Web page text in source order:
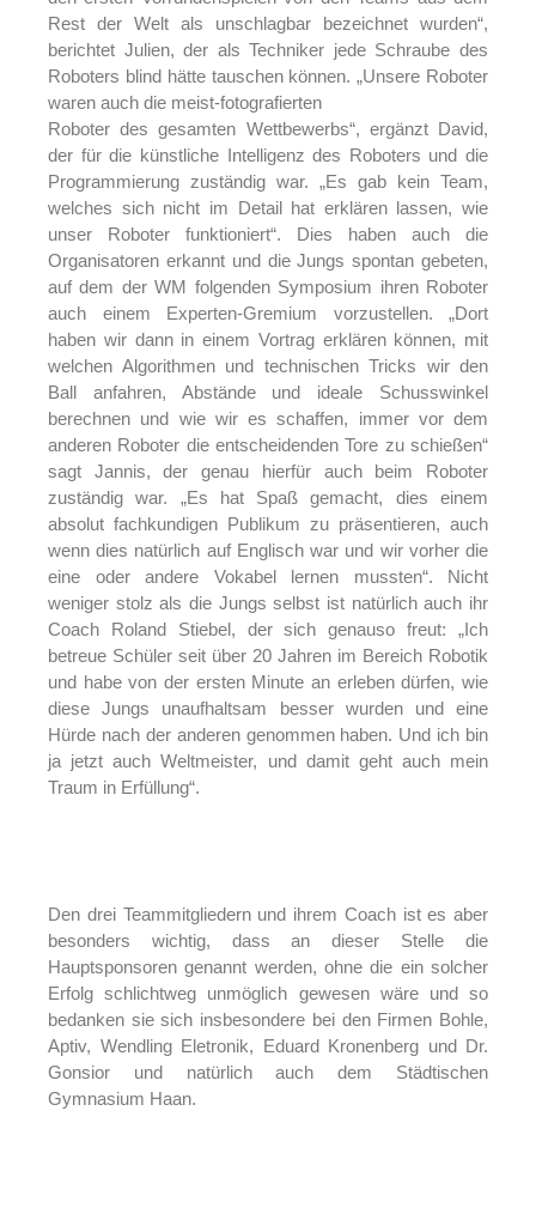
Rest der Welt als unschlagbar bezeichnet wurden“,
berichtet Julien, der als Techniker jede Schraube des
Roboters blind hätte tauschen können. „Unsere Roboter
waren auch die meist-fotografierten
Roboter des gesamten Wettbewerbs“, ergänzt David,
der für die künstliche Intelligenz des Roboters und die
Programmierung zuständig war. „Es gab kein Team,
welches sich nicht im Detail hat erklären lassen, wie
unser Roboter funktioniert“. Dies haben auch die
Organisatoren erkannt und die Jungs spontan gebeten,
auf dem der WM folgenden Symposium ihren Roboter
auch einem Experten-Gremium vorzustellen. „Dort
haben wir dann in einem Vortrag erklären können, mit
welchen Algorithmen und technischen Tricks wir den
Ball anfahren, Abstände und ideale Schusswinkel
berechnen und wie wir es schaffen, immer vor dem
anderen Roboter die entscheidenden Tore zu schießen“
sagt Jannis, der genau hierfür auch beim Roboter
zuständig war. „Es hat Spaß gemacht, dies einem
absolut fachkundigen Publikum zu präsentieren, auch
wenn dies natürlich auf Englisch war und wir vorher die
eine oder andere Vokabel lernen mussten“. Nicht
weniger stolz als die Jungs selbst ist natürlich auch ihr
Coach Roland Stiebel, der sich genauso freut: „Ich
betreue Schüler seit über 20 Jahren im Bereich Robotik
und habe von der ersten Minute an erleben dürfen, wie
diese Jungs unaufhaltsam besser wurden und eine
Hürde nach der anderen genommen haben. Und ich bin
ja jetzt auch Weltmeister, und damit geht auch mein
Traum in Erfüllung“.
Den drei Teammitgliedern und ihrem Coach ist es aber
besonders wichtig, dass an dieser Stelle die
Hauptsponsoren genannt werden, ohne die ein solcher
Erfolg schlichtweg unmöglich gewesen wäre und so
bedanken sie sich insbesondere bei den Firmen Bohle,
Aptiv, Wendling Eletronik, Eduard Kronenberg und Dr.
Gonsior und natürlich auch dem Städtischen
Gymnasium Haan.